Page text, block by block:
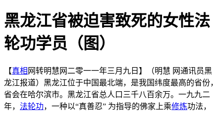
黑龙江省被迫害致死的女性法
轮功学员（图）
【真相 网转明慧网二零一一年三月九日】（明慧 网通讯员黑
龙江报道）黑龙江位于中国最北端，是我国纬度最高的省份，
省会在哈尔滨市。黑龙江省总人口三千八百余万。一九九二
年， 法轮功，一种以“真善忍” 为指导的佛家上乘修炼功法，